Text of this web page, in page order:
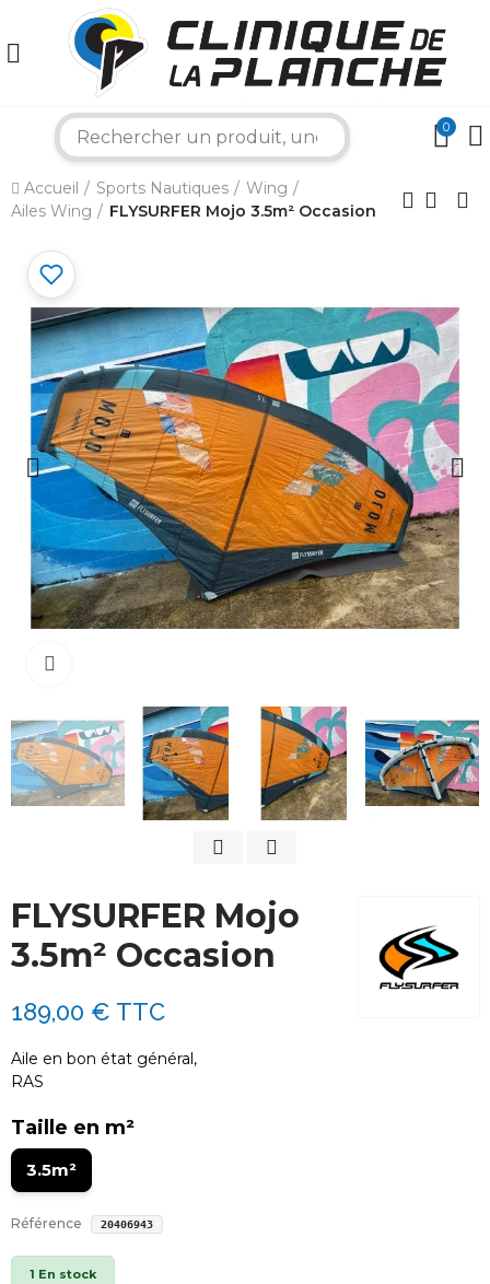
0
Accueil Sports Nautiques
Wing
Ailes Wing
FLYSURFER Mojo 3.5m² Occasion
FLYSURFER Mojo
3.5m² Occasion
189,00 € TTC
Aile en bon état général,
RAS
Taille en m²
3.5m²
Référence 20406943
1 En stock
×
Bonjour ! Je suis votre expert nautique.